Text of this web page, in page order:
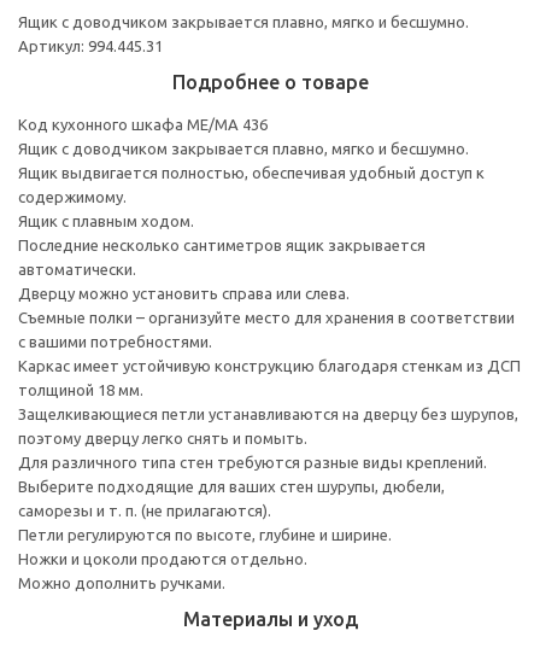
Ящик с доводчиком закрывается плавно, мягко и бесшумно.
Артикул: 994.445.31
Подробнее о товаре
Код кухонного шкафа ME/MA 436
Ящик с доводчиком закрывается плавно, мягко и бесшумно.
Ящик выдвигается полностью, обеспечивая удобный доступ к
содержимому.
Ящик с плавным ходом.
Последние несколько сантиметров ящик закрывается
автоматически.
Дверцу можно установить справа или слева.
Съемные полки – организуйте место для хранения в соответствии
с вашими потребностями.
Каркас имеет устойчивую конструкцию благодаря стенкам из ДСП
толщиной 18 мм.
Защелкивающиеся петли устанавливаются на дверцу без шурупов,
поэтому дверцу легко снять и помыть.
Для различного типа стен требуются разные виды креплений.
Выберите подходящие для ваших стен шурупы, дюбели,
саморезы и т. п. (не прилагаются).
Петли регулируются по высоте, глубине и ширине.
Ножки и цоколи продаются отдельно.
Можно дополнить ручками.
Материалы и уход